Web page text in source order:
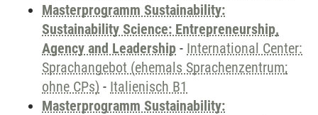
Masterprogramm Sustainability:
Sustainability Science: Entrepreneurship,
Agency and Leadership - International Center:
Sprachangebot (ehemals Sprachenzentrum;
ohne CPs) - Italienisch B1
Masterprogramm Sustainability: